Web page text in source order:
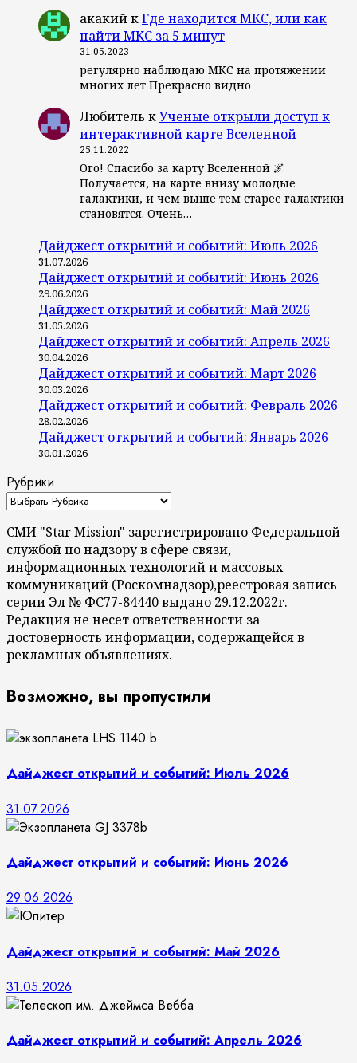
акакийкГде находится МКС, или как
найти МКС за 5 минут
31.05.2023
регулярно наблюдаю МКС на протяжении
многих лет Прекрасно видно
Любитель кУченые открыли доступ к
интерактивной карте Вселенной
25.11.2022
Ого! Спасибо за карту Вселенной 🌌
Получается, на карте внизу молодые
галактики, и чем выше тем старее галактики
становятся. Очень…
Дайджест открытий и событий: Июль 2026
31.07.2026
Дайджест открытий и событий: Июнь 2026
29.06.2026
Дайджест открытий и событий: Май 2026
31.05.2026
Дайджест открытий и событий: Апрель 2026
30.04.2026
Дайджест открытий и событий: Март 2026
30.03.2026
Дайджест открытий и событий: Февраль 2026
28.02.2026
Дайджест открытий и событий: Январь 2026
30.01.2026
Рубрики
СМИ "Star Mission" зарегистрировано Федеральной
службой по надзору в сфере связи,
информационных технологий и массовых
коммуникаций (Роскомнадзор),реестровая запись
серии Эл № ФС77-84440 выдано 29.12.2022г.
Редакция не несет ответственности за
достоверность информации, содержащейся в
рекламных объявлениях.
Возможно, вы пропустили
Дайджест открытий и событий: Июль 2026
31.07.2026
Дайджест открытий и событий: Июнь 2026
29.06.2026
Дайджест открытий и событий: Май 2026
31.05.2026
Дайджест открытий и событий: Апрель 2026